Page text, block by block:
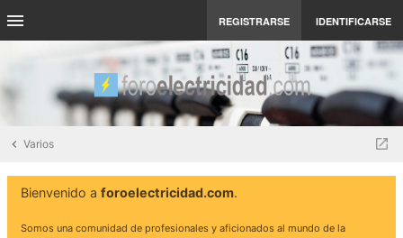
REGISTRARSE IDENTIFICARSE
Varios
Bienvenido a foroelectricidad.com.
Somos una comunidad de profesionales y aficionados al mundo de la